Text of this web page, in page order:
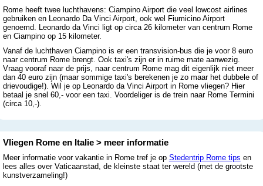
Rome heeft twee luchthavens: Ciampino Airport die veel lowcost airlines
gebruiken en Leonardo Da Vinci Airport, ook wel Fiumicino Airport
genoemd. Leonardo da Vinci ligt op circa 26 kilometer van centrum Rome
en Ciampino op 15 kilometer.
Vanaf de luchthaven Ciampino is er een transvision-bus die je voor 8 euro
naar centrum Rome brengt. Ook taxi's zijn er in ruime mate aanwezig.
Vraag vooraf naar de prijs, naar centrum Rome mag dit eigenlijk niet meer
dan 40 euro zijn (maar sommige taxi's berekenen je zo maar het dubbele of
drievoudige!). Wil je op Leonardo da Vinci Airport in Rome vliegen? Hier
betaal je snel 60,- voor een taxi. Voordeliger is de trein naar Rome Termini
(circa 10,-).
Vliegen Rome en Italie > meer informatie
Meer informatie voor vakantie in Rome tref je op Stedentrip Rome tips en
lees alles over Vaticaanstad, de kleinste staat ter wereld (met de grootste
kunstverzameling!)